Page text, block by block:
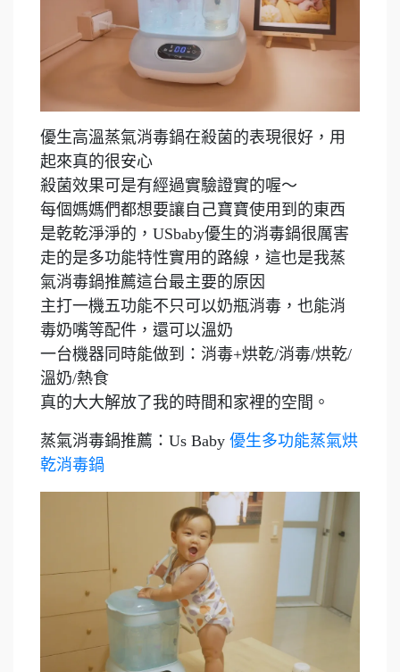
優生高溫蒸氣消毒鍋在殺菌的表現很好，用
起來真的很安心
殺菌效果可是有經過實驗證實的喔～
每個媽媽們都想要讓自己寶寶使用到的東西
是乾乾淨淨的，USbaby優生的消毒鍋很厲害
走的是多功能特性實用的路線，這也是我蒸
氣消毒鍋推薦這台最主要的原因
主打一機五功能不只可以奶瓶消毒，也能消
毒奶嘴等配件，還可以溫奶
一台機器同時能做到：消毒+烘乾/消毒/烘乾/
溫奶/熱食
真的大大解放了我的時間和家裡的空間。
蒸氣消毒鍋推薦：Us Baby 優生多功能蒸氣烘
乾消毒鍋